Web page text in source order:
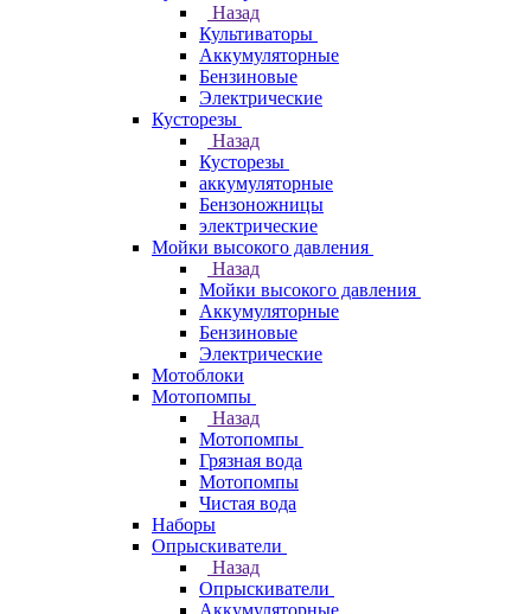
Назад
Культиваторы
Аккумуляторные
Бензиновые
Электрические
Кусторезы
Назад
Кусторезы
аккумуляторные
Бензоножницы
электрические
Мойки высокого давления
Назад
Мойки высокого давления
Аккумуляторные
Бензиновые
Электрические
Мотоблоки
Мотопомпы
Назад
Мотопомпы
Грязная вода
Мотопомпы
Чистая вода
Наборы
Опрыскиватели
Назад
Опрыскиватели
Аккумуляторные